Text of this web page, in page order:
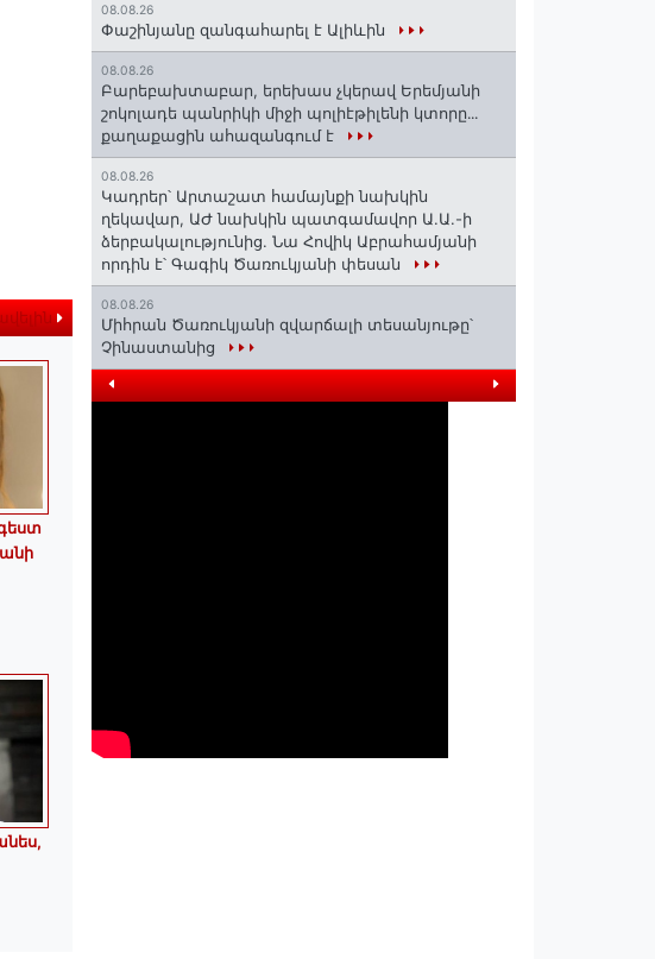
08.08.26
Փաշինյանը զանգահարել է Ալիևին
08.08.26
Բարեբախտաբար, երեխաս չկերավ Երեմյանի
շոկոլադե պանրիկի միջի պոլիէթիլենի կտորը․․․
քաղաքացին ահազանգում է
08.08.26
Կադրեր՝ Արտաշատ համայնքի նախկին
ղեկավար, ԱԺ նախկին պատգամավոր Ա.Ա.-ի
ձերբակալությունից. Նա Հովիկ Աբրահամյանի
որդին է՝ Գագիկ Ծառուկյանի փեսան
08.08.26
Միհրան Ծառուկյանի զվարճալի տեսանյութը՝
Չինաստանից